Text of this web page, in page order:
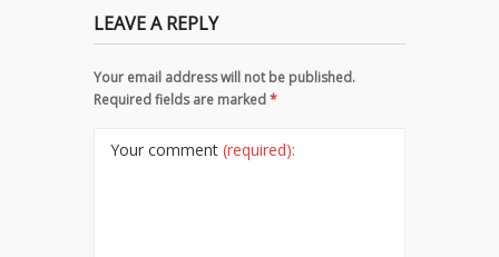
LEAVE A REPLY
Your email address will not be published.
Required fields are marked*
Your comment (required):